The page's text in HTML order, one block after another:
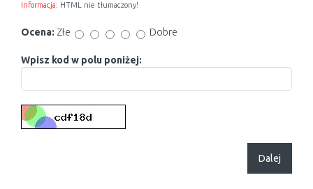
Informacja: HTML nie tłumaczony!
Ocena: Złe Dobre
Wpisz kod w polu poniżej:
Dalej